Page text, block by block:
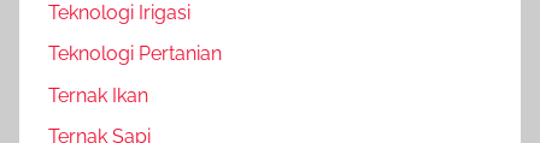
Teknologi Irigasi
Teknologi Pertanian
Ternak Ikan
Ternak Sapi